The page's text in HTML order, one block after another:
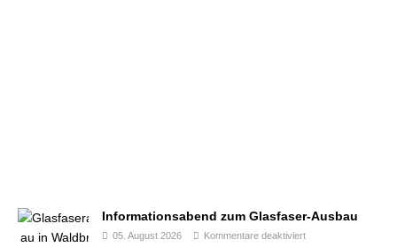
Informationsabend zum Glasfaser-Ausbau
05. August 2026 Kommentare deaktiviert